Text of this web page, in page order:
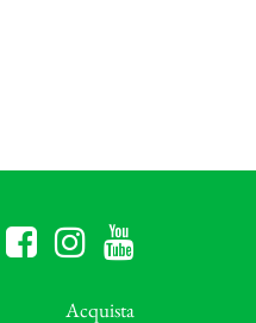
Acquista